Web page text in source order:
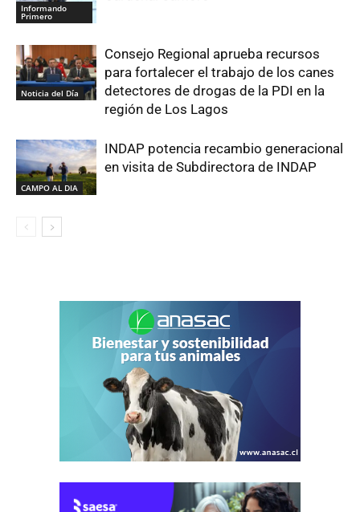
Informando
Primero
Noticia del Día
Consejo Regional aprueba recursos
para fortalecer el trabajo de los canes
detectores de drogas de la PDI en la
región de Los Lagos
CAMPO AL DIA
INDAP potencia recambio generacional
en visita de Subdirectora de INDAP